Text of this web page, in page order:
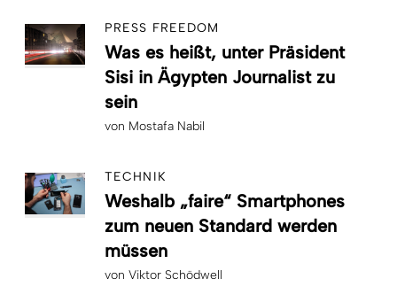
PRESS FREEDOM
Was es heißt, unter Präsident
Sisi in Ägypten Journalist zu
sein
von Mostafa Nabil
TECHNIK
Weshalb „faire“ Smartphones
zum neuen Standard werden
müssen
von Viktor Schödwell